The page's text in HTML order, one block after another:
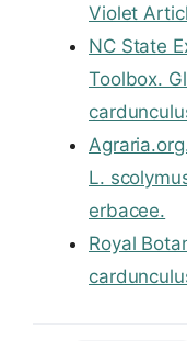
Violet
NC State
Toolbox.
L.
erbacee.
Royal